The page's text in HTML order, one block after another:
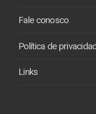
Fale conosco
Política de
Links